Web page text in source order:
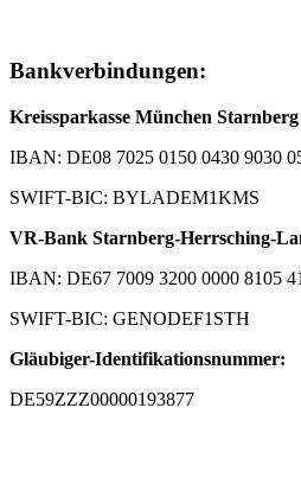
Bankverbindungen:
Kreissparkasse München
IBAN: DE08 7025 0150 0430 9030
SWIFT-BIC: BYLADEM1KMS
VR-Bank Starnberg-Herrsching-
IBAN: DE67 7009 3200 0000 8105 41
SWIFT-BIC: GENODEF1STH
Gläubiger-Identifikationsnummer:
DE59ZZZ00000193877